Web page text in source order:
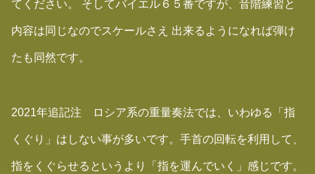
てください。 そしてバイエル６５番ですが、音階練習と
内容は同じなのでスケールさえ 出来るようになれば弾け
たも同然です。
2021年追記注 ロシア系の重量奏法では、いわゆる「指
くぐり」はしない事が多いです。手首の回転を利用して、
指をくぐらせるというより「指を運んでいく」感じです。